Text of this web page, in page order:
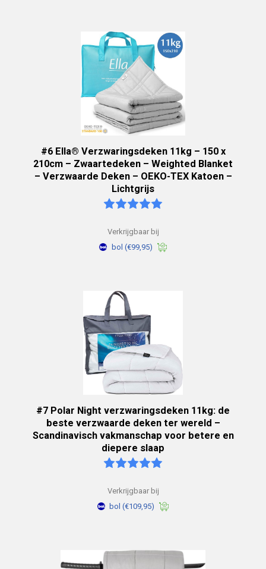
#6 Ella® Verzwaringsdeken 11kg – 150 x
210cm – Zwaartedeken – Weighted Blanket
– Verzwaarde Deken – OEKO-TEX Katoen –
Lichtgrijs
Verkrijgbaar bij
bol (€99,95)
#7 Polar Night verzwaringsdeken 11kg: de
beste verzwaarde deken ter wereld –
Scandinavisch vakmanschap voor betere en
diepere slaap
Verkrijgbaar bij
bol (€109,95)